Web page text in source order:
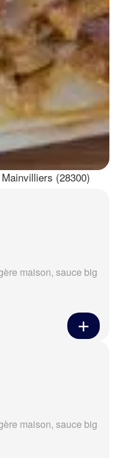
(28300)
maison, sauce big
maison, sauce big